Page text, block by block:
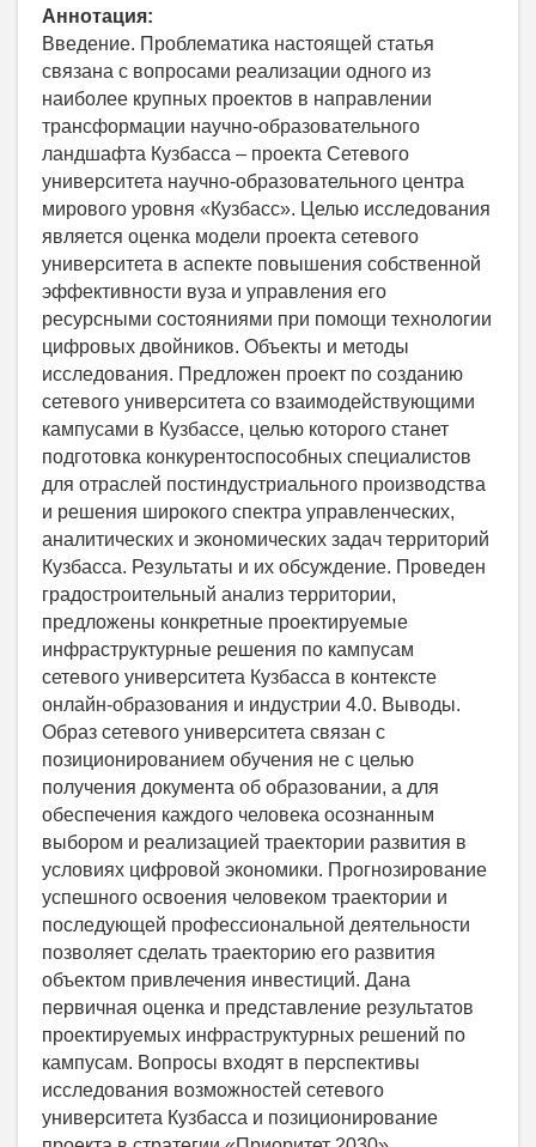
Аннотация:
Введение. Проблематика настоящей статья
связана с вопросами реализации одного из
наиболее крупных проектов в направлении
трансформации научно-образовательного
ландшафта Кузбасса – проекта Сетевого
университета научно-образовательного центра
мирового уровня «Кузбасс». Целью исследования
является оценка модели проекта сетевого
университета в аспекте повышения собственной
эффективности вуза и управления его
ресурсными состояниями при помощи технологии
цифровых двойников. Объекты и методы
исследования. Предложен проект по созданию
сетевого университета со взаимодействующими
кампусами в Кузбассе, целью которого станет
подготовка конкурентоспособных специалистов
для отраслей постиндустриального производства
и решения широкого спектра управленческих,
аналитических и экономических задач территорий
Кузбасса. Результаты и их обсуждение. Проведен
градостроительный анализ территории,
предложены конкретные проектируемые
инфраструктурные решения по кампусам
сетевого университета Кузбасса в контексте
онлайн-образования и индустрии 4.0. Выводы.
Образ сетевого университета связан с
позиционированием обучения не с целью
получения документа об образовании, а для
обеспечения каждого человека осознанным
выбором и реализацией траектории развития в
условиях цифровой экономики. Прогнозирование
успешного освоения человеком траектории и
последующей профессиональной деятельности
позволяет сделать траекторию его развития
объектом привлечения инвестиций. Дана
первичная оценка и представление результатов
проектируемых инфраструктурных решений по
кампусам. Вопросы входят в перспективы
исследования возможностей сетевого
университета Кузбасса и позиционирование